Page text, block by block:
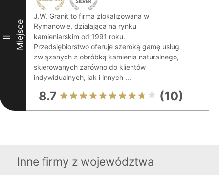
II Miejsce
J.W. Granit to firma zlokalizowana w
Rymanowie, działająca na rynku
kamieniarskim od 1991 roku.
Przedsiębiorstwo oferuje szeroką gamę usług
związanych z obróbką kamienia naturalnego,
skierowanych zarówno do klientów
indywidualnych, jak i innych ...
8.7 (10)
Inne firmy z województwa